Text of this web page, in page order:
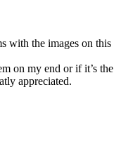
with the images on this
on my end or if it’s the
appreciated.